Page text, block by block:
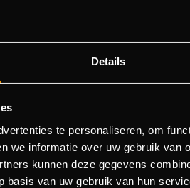
Details
te personaliseren, om
we informatie over uw gebruik van
kunnen deze gegevens
basis van uw gebruik van hun